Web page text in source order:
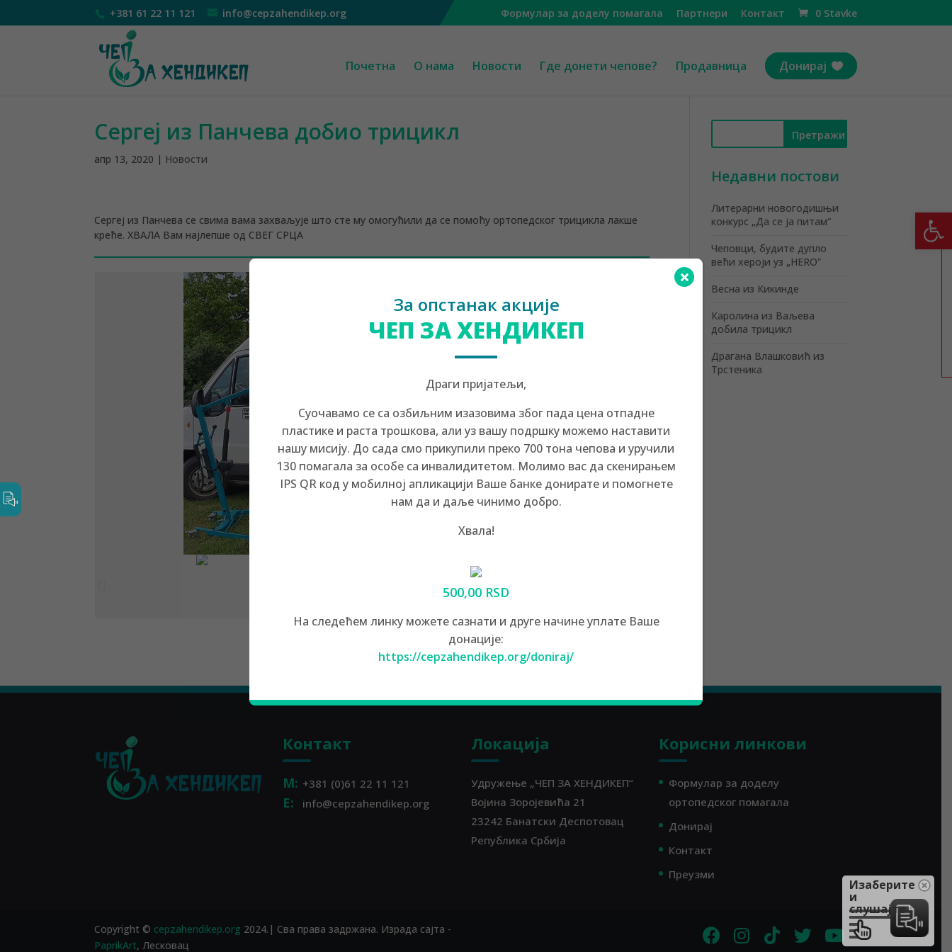
+381 61 22 11 121 info@cepzahendikep.org Формулар за доделу помагала Партнери Контакт 0 Stavke
Почетна О нама Новости Где донети чепове? Продавница Донирај
Сергеј из Панчева добио трицикл
апр 13, 2020 | Новости
Сергеј из Панчева се свима вама захваљује што сте му омогућили да се помоћу ортопедског трицикла лакше
креће. ХВАЛА Вам најлепше од СВЕГ СРЦА
Недавни постови
Литерарни новогодишњи
конкурс „Да се ја питам“
Чеповци, будите дупло
већи хероји уз „HERO”
Весна из Кикинде
Каролина из Ваљева
добила трицикл
Драгана Влашковић из
Трстеника
Контакт
M: +381 (0)61 22 11 121
E: info@cepzahendikep.org
Локација
Удружење „ЧЕП ЗА ХЕНДИКЕП“
Војина Зоројевића 21
23242 Банатски Деспотовац
Република Србија
Корисни линкови
Формулар за доделу
ортопедског помагала
Донирај
Контакт
Преузми
Copyright © cepzahendikep.org 2024.| Сва права задржана. Израда сајта -
PaprikArt, Лесковац
За опстанак акције
ЧЕП ЗА ХЕНДИКЕП
Драги пријатељи,
Суочавамо се са озбиљним изазовима због пада цена отпадне
пластике и раста трошкова, али уз вашу подршку можемо наставити
нашу мисију. До сада смо прикупили преко 700 тона чепова и уручили
130 помагала за особе са инвалидитетом. Молимо вас да скенирањем
IPS QR код у мобилној апликацији Ваше банке донирате и помогнете
нам да и даље чинимо добро.
Хвала!
500,00 RSD
На следећем линку можете сазнати и друге начине уплате Ваше
донације:
https://cepzahendikep.org/doniraj/
Изаберите
и
слушајте